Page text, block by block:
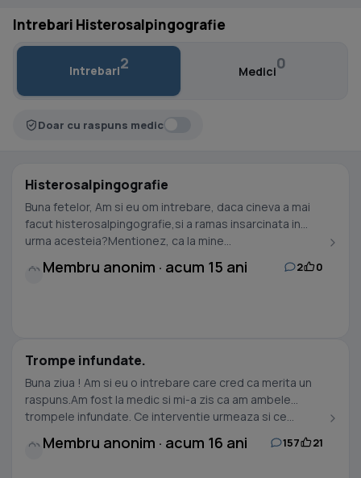
Intrebari Histerosalpingografie
Intrebari2 Medici0
Doar cu raspuns medic
Histerosalpingografie
Buna fetelor, Am si eu om intrebare, daca cineva a mai
facut histerosalpingografie,si a ramas insarcinata in
urma acesteia?Mentionez, ca la mine...
Membru anonim · acum 15 ani 2 0
Trompe infundate.
Buna ziua ! Am si eu o intrebare care cred ca merita un
raspuns.Am fost la medic si mi-a zis ca am ambele
trompele infundate. Ce interventie urmeaza si ce...
Membru anonim · acum 16 ani 157 21